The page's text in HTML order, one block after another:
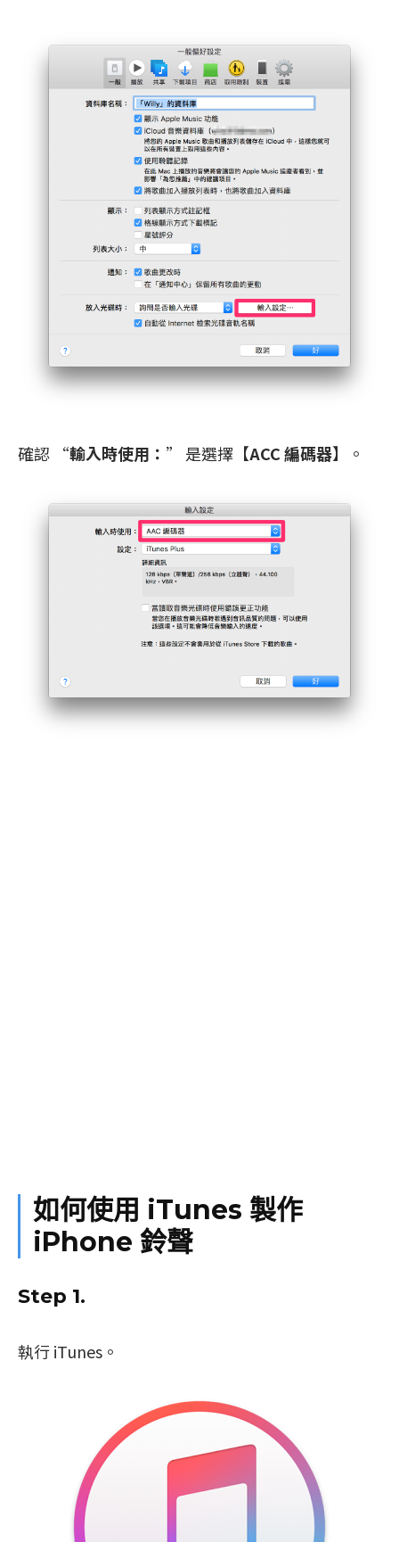
確認 “輸入時使用： ” 是選擇【ACC 編碼器】。
如何使用 iTunes 製作
iPhone 鈴聲
Step 1.
執行 iTunes。